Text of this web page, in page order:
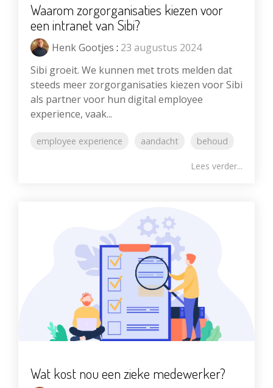
Waarom zorgorganisaties kiezen voor
een intranet van Sibi?
Henk Gootjes : 23 augustus 2024
Sibi groeit. We kunnen met trots melden dat
steeds meer zorgorganisaties kiezen voor Sibi
als partner voor hun digital employee
experience, vaak...
employee experience aandacht behoud
Lees verder...
Wat kost nou een zieke medewerker?